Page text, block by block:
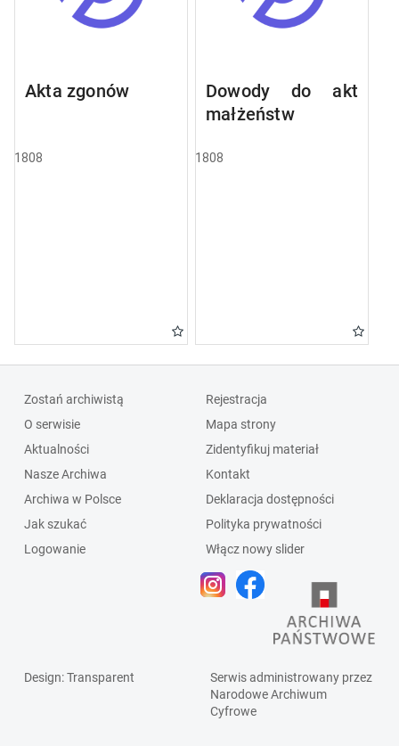
Akta zgonów
1808
Dowody do akt
małżeństw
1808
Zostań archiwistą
O serwisie
Aktualności
Nasze Archiwa
Archiwa w Polsce
Jak szukać
Logowanie
Rejestracja
Mapa strony
Zidentyfikuj materiał
Kontakt
Deklaracja dostępności
Polityka prywatności
Włącz nowy slider
Design: Transparent
Serwis administrowany przez
Narodowe Archiwum
Cyfrowe